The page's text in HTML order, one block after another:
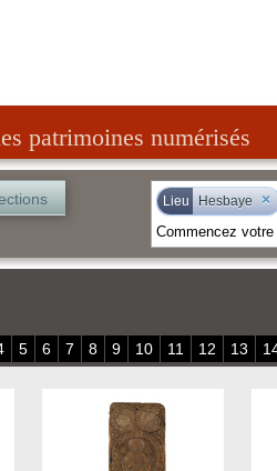
patrimoines numérisés
Lieu Hesbaye ×
5 6 7 8 9 10 11 12 13